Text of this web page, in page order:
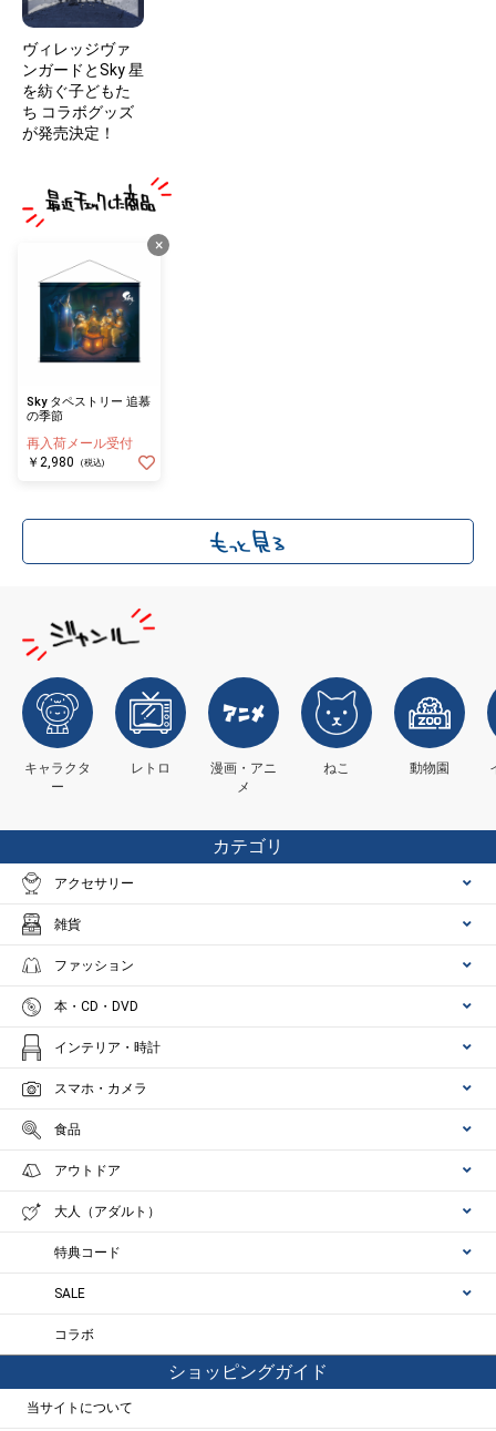
ヴィレッジヴァ
ンガードとSky 星
を紡ぐ子どもた
ち コラボグッズ
が発売決定！
×
Sky タペストリー 追慕
の季節
再入荷メール受付
￥2,980
(税込)
キャラクタ
ー
レトロ
漫画・アニ
メ
ねこ 動物園
カテゴリ
アクセサリー
雑貨
ファッション
本・CD・DVD
インテリア・時計
スマホ・カメラ
食品
アウトドア
大人（アダルト）
特典コード
SALE
コラボ
ショッピングガイド
当サイトについて